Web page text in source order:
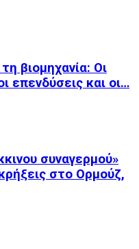
βιομηχανία: Οι
επενδύσεις και οι…
συναγερμού»
στο Ορμούζ,